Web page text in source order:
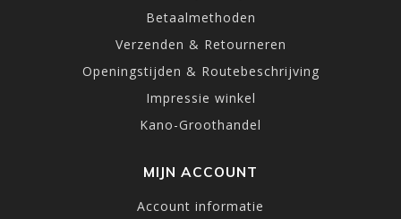
Betaalmethoden
Verzenden & Retourneren
Openingstijden & Routebeschrijving
Impressie winkel
Kano-Groothandel
MIJN ACCOUNT
Account informatie